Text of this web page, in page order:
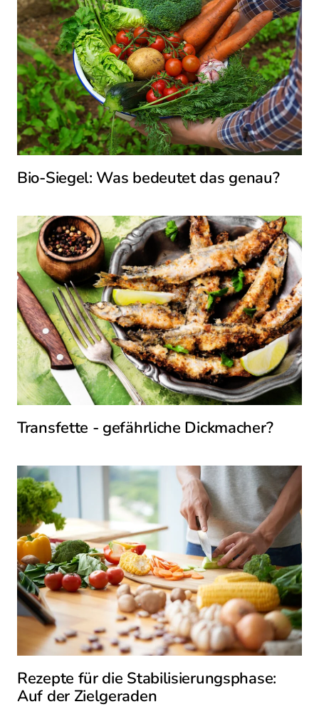
Bio-Siegel: Was bedeutet das genau?
Transfette - gefährliche Dickmacher?
Rezepte für die Stabilisierungsphase:
Auf der Zielgeraden